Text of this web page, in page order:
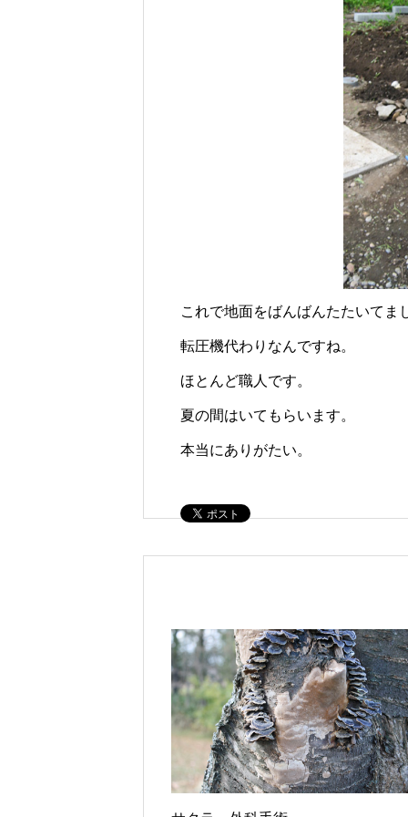
これで地面をばんばんたたいてま
転圧機代わりなんですね。
ほとんど職人です。
夏の間はいてもらいます。
本当にありがたい。